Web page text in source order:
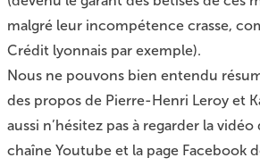
malgré leur incompétence crasse,
Crédit lyonnais par exemple).
Nous ne pouvons bien entendu
des propos de Pierre-Henri Leroy et
aussi n’hésitez pas à regarder la
chaîne Youtube et la page Facebook